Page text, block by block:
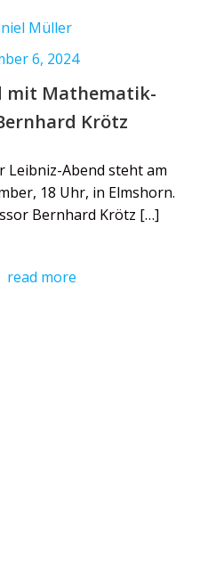
Müller
6, 2024
mit Mathematik-
Krötz
Leibniz-Abend steht am
18 Uhr, in Elmshorn.
Bernhard Krötz […]
read more